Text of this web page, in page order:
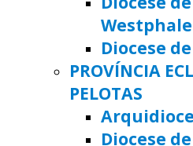
Diocese
PROVÍNCIA
PELOTAS
Diocese